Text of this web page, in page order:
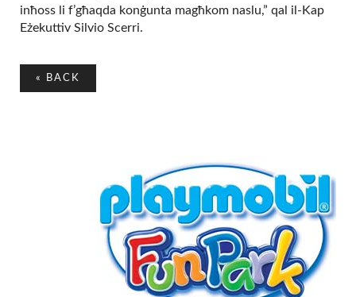
inħoss li f’għaqda konġunta magħkom naslu,” qal il-Kap
Eżekuttiv Silvio Scerri.
« BACK